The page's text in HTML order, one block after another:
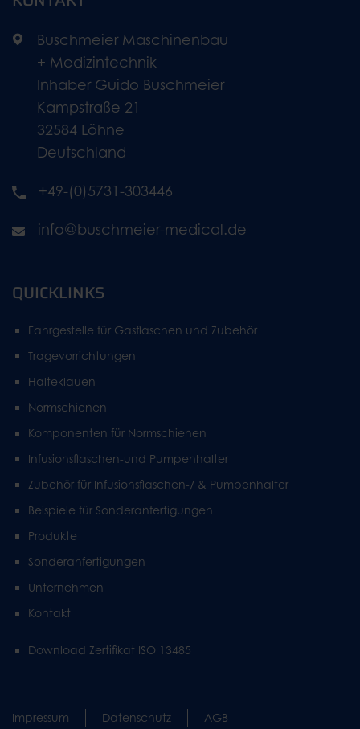
Buschmeier Maschinenbau
+ Medizintechnik
Inhaber Guido Buschmeier
Kampstraße 21
32584 Löhne
Deutschland
+49-(0)5731-303446
info@buschmeier-medical.de
QUICKLINKS
Fahrgestelle für Gasflaschen und Zubehör
Tragevorrichtungen
Halteklauen
Normschienen
Komponenten für Normschienen
Infusionsflaschen-und Pumpenhalter
Zubehör für Infusionsflaschen-/ & Pumpenhalter
Beispiele für Sonderanfertigungen
Produkte
Sonderanfertigungen
Unternehmen
Kontakt
Download Zertifikat ISO 13485
Impressum Datenschutz AGB